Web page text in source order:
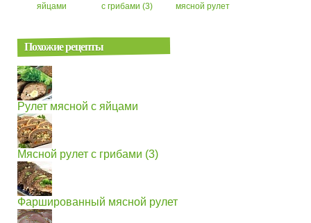
яйцами
с грибами (3)
мясной рулет
Похожие рецепты
Рулет мясной с яйцами
Мясной рулет с грибами (3)
Фаршированный мясной рулет